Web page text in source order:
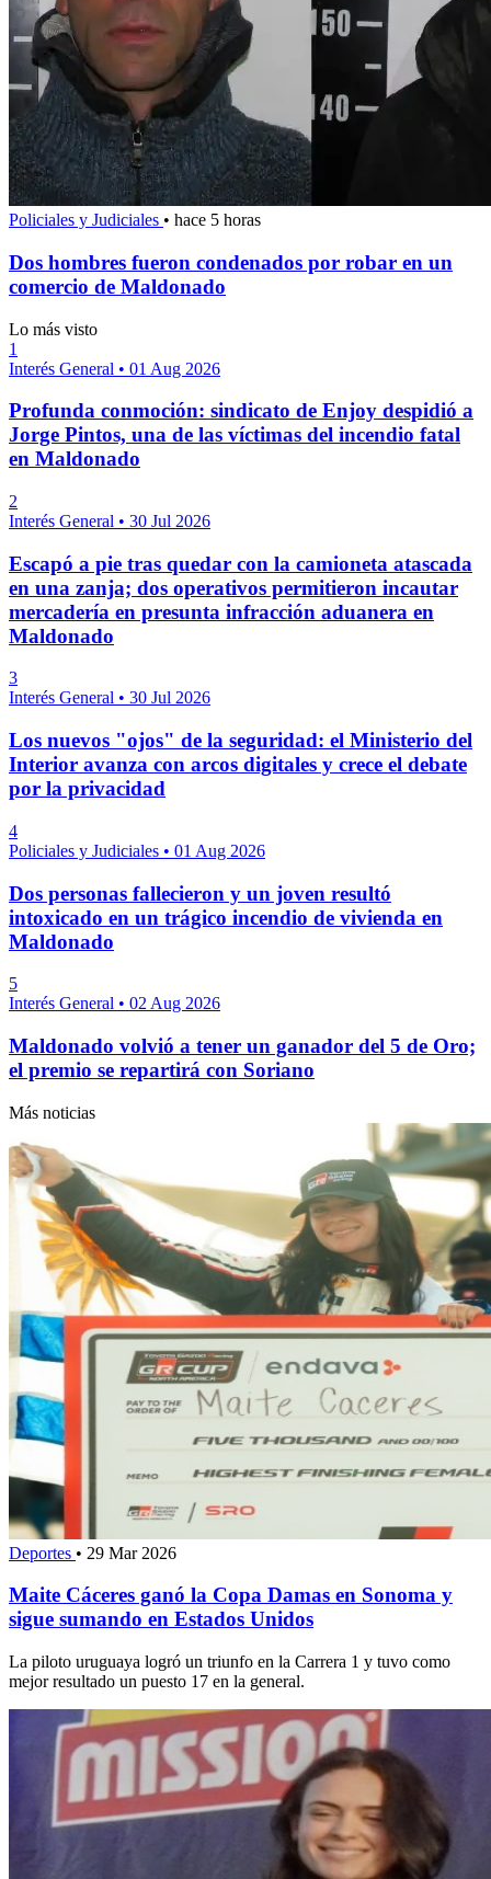
Policiales y Judiciales • hace 5 horas
Dos hombres fueron condenados por robar en un
comercio de Maldonado
Lo más visto
1
Interés General • 01 Aug 2026
Profunda conmoción: sindicato de Enjoy despidió a
Jorge Pintos, una de las víctimas del incendio fatal
en Maldonado
2
Interés General • 30 Jul 2026
Escapó a pie tras quedar con la camioneta atascada
en una zanja; dos operativos permitieron incautar
mercadería en presunta infracción aduanera en
Maldonado
3
Interés General • 30 Jul 2026
Los nuevos "ojos" de la seguridad: el Ministerio del
Interior avanza con arcos digitales y crece el debate
por la privacidad
4
Policiales y Judiciales • 01 Aug 2026
Dos personas fallecieron y un joven resultó
intoxicado en un trágico incendio de vivienda en
Maldonado
5
Interés General • 02 Aug 2026
Maldonado volvió a tener un ganador del 5 de Oro;
el premio se repartirá con Soriano
Más noticias
Deportes • 29 Mar 2026
Maite Cáceres ganó la Copa Damas en Sonoma y
sigue sumando en Estados Unidos
La piloto uruguaya logró un triunfo en la Carrera 1 y tuvo como
mejor resultado un puesto 17 en la general.